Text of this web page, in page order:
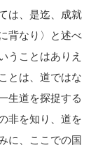
は、是迄、成就
背なり〉と述べ
うことはありえ
とは、道ではな
生道を探捉する
非を知り、道を
に、ここでの国